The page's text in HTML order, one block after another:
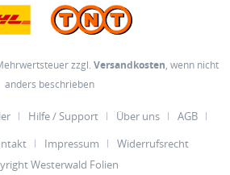
zzgl. Versandkosten, wenn nicht
anders beschrieben
Hilfe / Support Über uns
AGB
Impressum
Widerrufsrecht
Westerwald Folien